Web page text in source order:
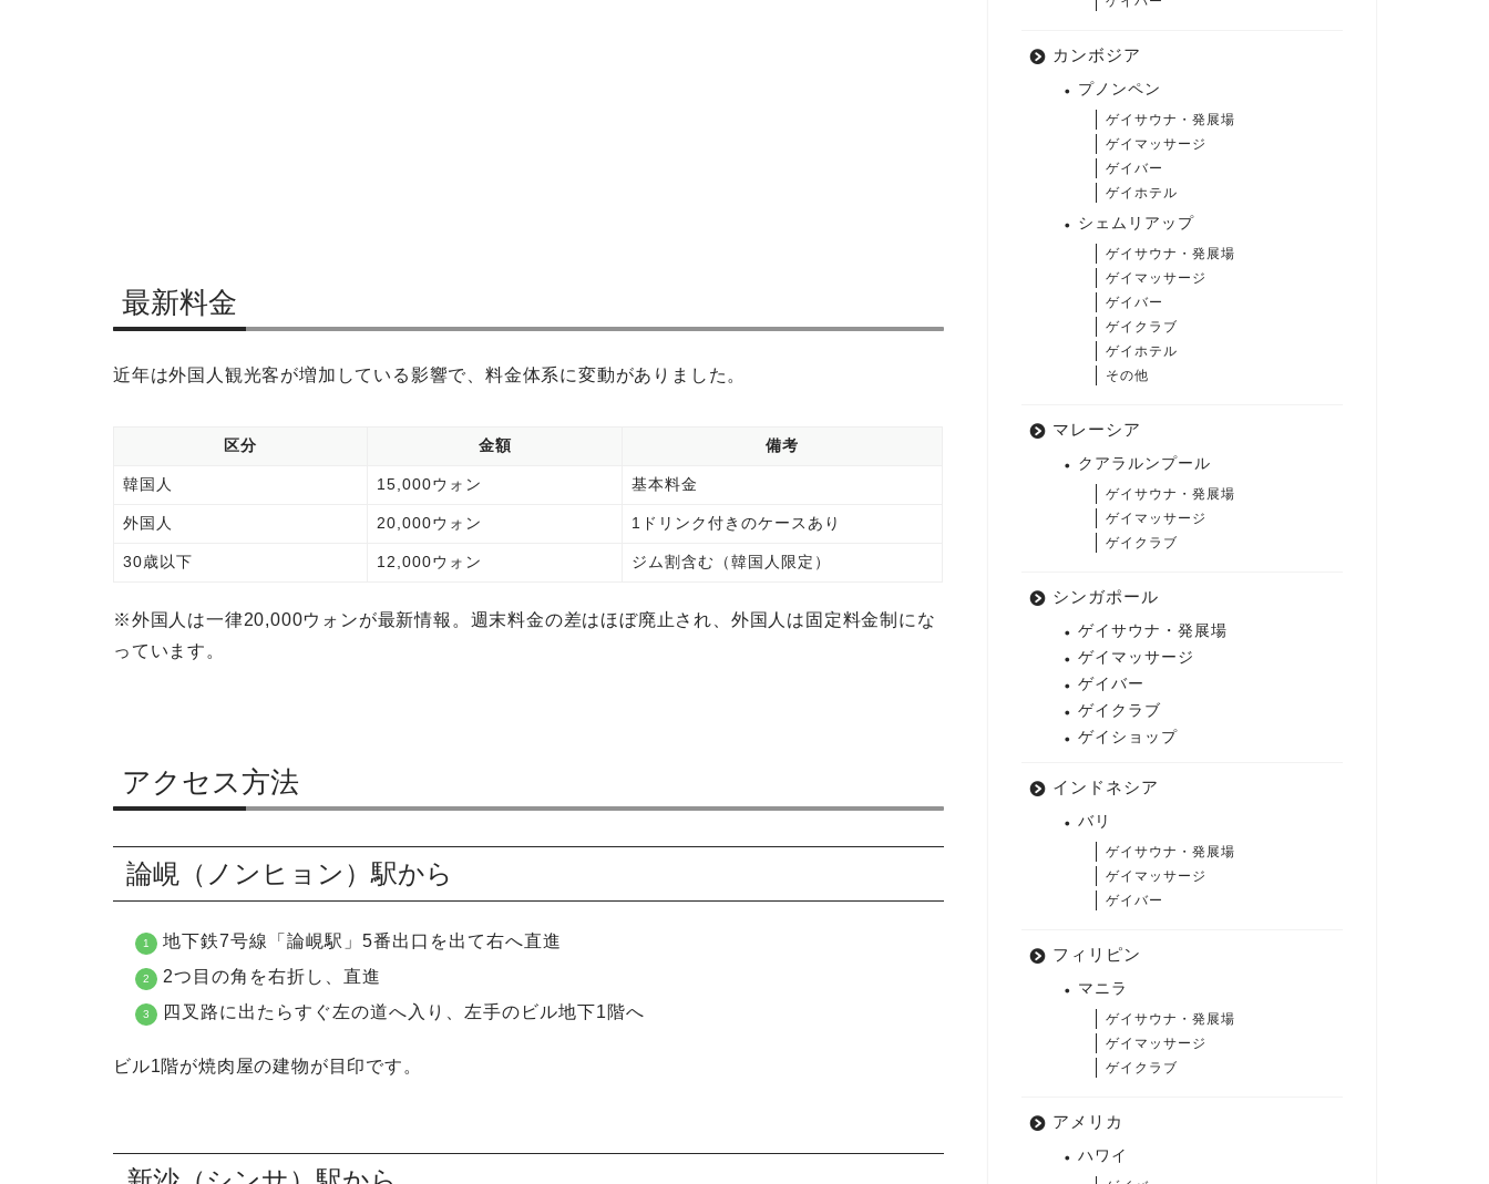
最新料金
近年は外国人観光客が増加している影響で、料金体系に変動がありました。
区分 金額 備考
韓国人 15,000ウォン 基本料金
外国人 20,000ウォン 1ドリンク付きのケースあり
30歳以下 12,000ウォン ジム割含む（韓国人限定）
※外国人は一律20,000ウォンが最新情報。週末料金の差はほぼ廃止され、外国人は固定料金制にな
っています。
アクセス方法
論峴（ノンヒョン）駅から
地下鉄7号線「論峴駅」5番出口を出て右へ直進
2つ目の角を右折し、直進
四叉路に出たらすぐ左の道へ入り、左手のビル地下1階へ
ビル1階が焼肉屋の建物が目印です。
カンボジア
プノンペン
ゲイサウナ・発展場
ゲイマッサージ
ゲイバー
ゲイホテル
シェムリアップ
ゲイサウナ・発展場
ゲイマッサージ
ゲイバー
ゲイクラブ
ゲイホテル
その他
マレーシア
クアラルンプール
ゲイサウナ・発展場
ゲイマッサージ
ゲイクラブ
シンガポール
ゲイサウナ・発展場
ゲイマッサージ
ゲイバー
ゲイクラブ
ゲイショップ
インドネシア
バリ
ゲイサウナ・発展場
ゲイマッサージ
ゲイバー
フィリピン
マニラ
ゲイサウナ・発展場
ゲイマッサージ
ゲイクラブ
アメリカ
ハワイ